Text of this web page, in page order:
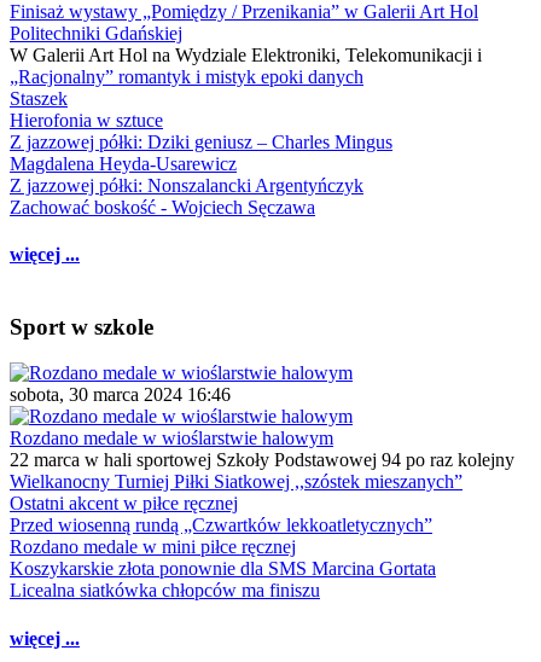
Finisaż wystawy „Pomiędzy / Przenikania” w Galerii Art Hol
Politechniki Gdańskiej
W Galerii Art Hol na Wydziale Elektroniki, Telekomunikacji i
„Racjonalny” romantyk i mistyk epoki danych
Staszek
Hierofonia w sztuce
Z jazzowej półki: Dziki geniusz – Charles Mingus
Magdalena Heyda-Usarewicz
Z jazzowej półki: Nonszalancki Argentyńczyk
Zachować boskość - Wojciech Sęczawa
więcej ...
Sport w szkole
sobota, 30 marca 2024 16:46
Rozdano medale w wioślarstwie halowym
22 marca w hali sportowej Szkoły Podstawowej 94 po raz kolejny
Wielkanocny Turniej Piłki Siatkowej ,,szóstek mieszanych”
Ostatni akcent w piłce ręcznej
Przed wiosenną rundą „Czwartków lekkoatletycznych”
Rozdano medale w mini piłce ręcznej
Koszykarskie złota ponownie dla SMS Marcina Gortata
Licealna siatkówka chłopców ma finiszu
więcej ...